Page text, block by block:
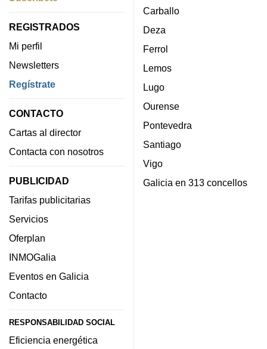
REGISTRADOS
Mi perfil
Newsletters
Regístrate
CONTACTO
Cartas al director
Contacta con nosotros
PUBLICIDAD
Tarifas publicitarias
Servicios
Oferplan
INMOGalia
Eventos en Galicia
Contacto
RESPONSABILIDAD SOCIAL
Eficiencia energética
Carballo
Deza
Ferrol
Lemos
Lugo
Ourense
Pontevedra
Santiago
Vigo
Galicia en 313 concellos